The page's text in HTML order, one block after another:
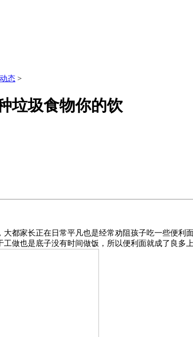
态 >
垃圾食物你的饮
家长正在日常平凡也是经常劝阻孩子吃一些便利
做也是底子没有时间做饭，所以便利面就成了良多上